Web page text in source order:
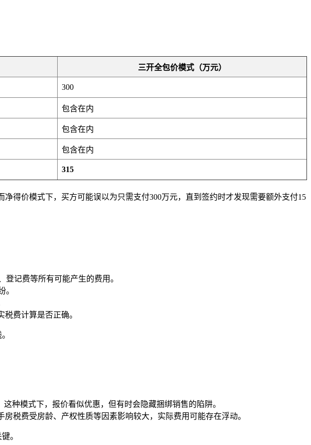
三开全包价模式（万元）
300
包含在内
包含在内
包含在内
315
得价模式下，买方可能误以为只需支付300万元，直到签约时才发现需要额外支付15
记费等所有可能产生的费用。
。
费计算是否正确。
种模式下，报价看似优惠，但有时会隐藏捆绑销售的陷阱。
税费受房龄、产权性质等因素影响较大，实际费用可能存在浮动。
。